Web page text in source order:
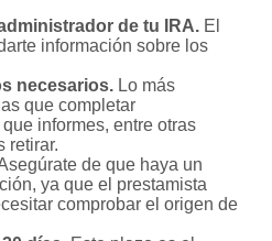
de tu IRA. El
información sobre los
necesarios. Lo más
que completar
informes, entre otras
retirar.
de que haya un
ya que el prestamista
comprobar el origen de